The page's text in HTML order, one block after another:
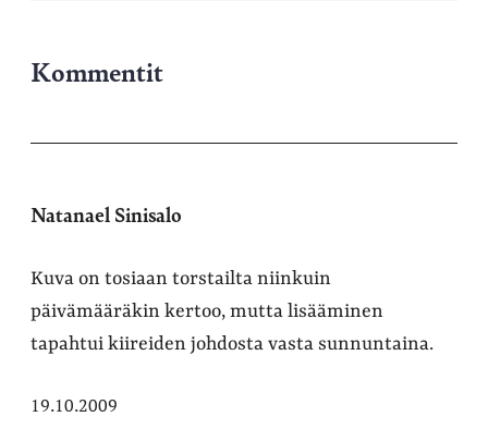
Kommentit
Natanael Sinisalo
Kuva on tosiaan torstailta niinkuin
päivämääräkin kertoo, mutta lisääminen
tapahtui kiireiden johdosta vasta sunnuntaina.
19.10.2009